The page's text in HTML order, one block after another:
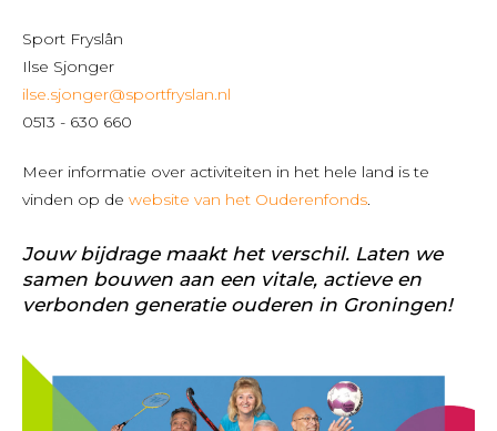
Sport Fryslân
Ilse Sjonger
ilse.sjonger@sportfryslan.nl
0513 - 630 660
Meer informatie over activiteiten in het hele land is te
vinden op de website van het Ouderenfonds
Jouw bijdrage maakt het verschil. Laten we
samen bouwen aan een vitale, actieve en
verbonden generatie ouderen in Groningen!